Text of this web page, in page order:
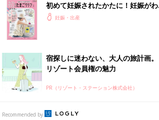
出産予定日計算ツール
り、妊活のタイミングの目安も
お金・手続き
出産費用やもらえるお金・必要な手続きを知ろ